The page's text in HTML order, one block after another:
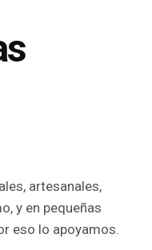
artesanales,
y en pequeñas
eso lo apoyamos.